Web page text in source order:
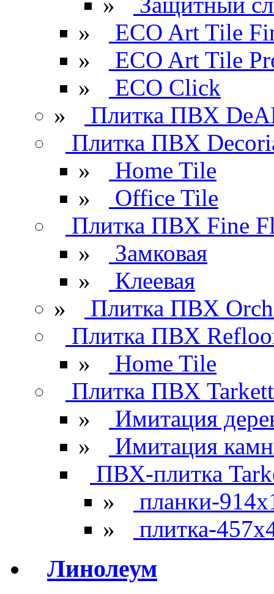
»
ECO Art Tile
»
ECO Art Tile
»
ECO Click
»
Плитка ПВХ
Плитка ПВХ
»
Home Tile
»
Office Tile
Плитка ПВХ Fine
»
Замковая
»
Клеевая
»
Плитка ПВХ
Плитка ПВХ
»
Home Tile
Плитка ПВХ Tarkett
»
Имитация
»
Имитация
ПВХ-плитка
»
планки-
»
плитка-
Линолеум